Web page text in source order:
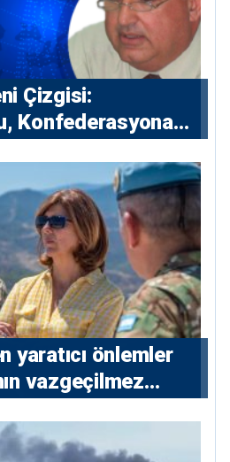
Çizgisi:
Konfederasyona
yaratıcı önlemler
vazgeçilmez